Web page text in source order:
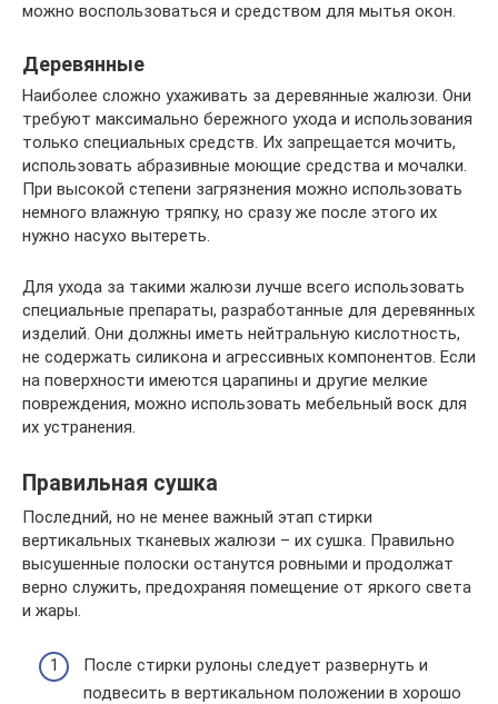
можно воспользоваться и средством для мытья окон.
Деревянные
Наиболее сложно ухаживать за деревянные жалюзи. Они
требуют максимально бережного ухода и использования
только специальных средств. Их запрещается мочить,
использовать абразивные моющие средства и мочалки.
При высокой степени загрязнения можно использовать
немного влажную тряпку, но сразу же после этого их
нужно насухо вытереть.
Для ухода за такими жалюзи лучше всего использовать
специальные препараты, разработанные для деревянных
изделий. Они должны иметь нейтральную кислотность,
не содержать силикона и агрессивных компонентов. Если
на поверхности имеются царапины и другие мелкие
повреждения, можно использовать мебельный воск для
их устранения.
Правильная сушка
Последний, но не менее важный этап стирки
вертикальных тканевых жалюзи – их сушка. Правильно
высушенные полоски останутся ровными и продолжат
верно служить, предохраняя помещение от яркого света
и жары.
После стирки рулоны следует развернуть и
подвесить в вертикальном положении в хорошо